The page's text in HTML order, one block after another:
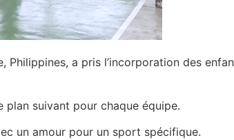
Philippines, a pris l’incorporation des
plan suivant pour chaque équipe.
un amour pour un sport spécifique.